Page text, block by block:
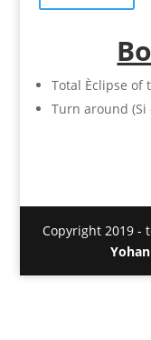
Total Èclipse of
Turn around (Si
Copyright 2019 -
Yohan